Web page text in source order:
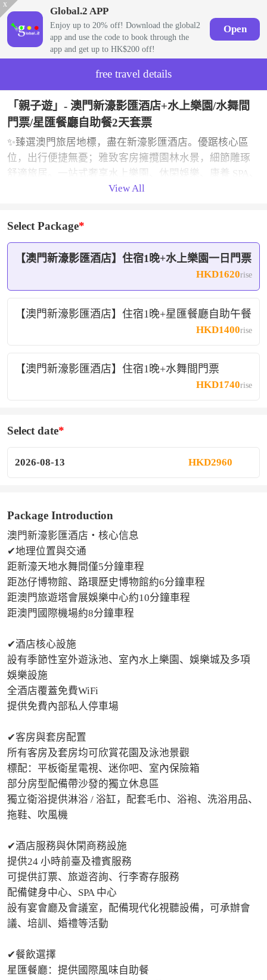
x
Global.2 APP
Enjoy up to 20% off! Download the global2
app and use the code to book through the
app and get up to HK$200 off!
Open
free travel details
「親子遊」- 澳門新濠影匯酒店+水上樂園/水舞間
門票/星匯餐廳自助餐2天套票
✨臻選澳門旅居地標，盡在新濠影匯酒店。優踞核心區
位，出行便捷無憂；雅致客房擁攬園林水景，細節雕琢
舒適旅居。一站式奢享水上樂園、休閑娛樂、康養 SPA、
環球珍饈，24 小時專屬禮賓服務貼心相伴。多功能會務
費網絡、專屬泊車，全維高端配套，為您呈現澳門極致
View All
Select Package
【澳門新濠影匯酒店】住宿1晚+水上樂園一日門票
HKD1620rise
【澳門新濠影匯酒店】住宿1晚+星匯餐廳自助午餐
HKD1400rise
【澳門新濠影匯酒店】住宿1晚+水舞間門票
HKD1740rise
Select date
2026-08-13 HKD2960
Package Introduction
澳門新濠影匯酒店・核心信息
✔地理位置與交通
距新濠天地水舞間僅5分鐘車程
距氹仔博物館、路環歷史博物館約6分鐘車程
距澳門旅遊塔會展娛樂中心約10分鐘車程
距澳門國際機場約8分鐘車程
✔酒店核心設施
設有季節性室外遊泳池、室內水上樂園、娛樂城及多項
娛樂設施
全酒店覆蓋免費WiFi
提供免費內部私人停車場
✔客房與套房配置
所有客房及套房均可欣賞花園及泳池景觀
標配：平板衛星電視、迷你吧、室內保險箱
部分房型配備帶沙發的獨立休息區
獨立衛浴提供淋浴 / 浴缸，配套毛巾、浴袍、洗浴用品、
拖鞋、吹風機
✔酒店服務與休閑商務設施
提供24 小時前臺及禮賓服務
可提供訂票、旅遊咨詢、行李寄存服務
配備健身中心、SPA 中心
設有宴會廳及會議室，配備現代化視聽設備，可承辦會
議、培訓、婚禮等活動
✔餐飲選擇
星匯餐廳：提供國際風味自助餐